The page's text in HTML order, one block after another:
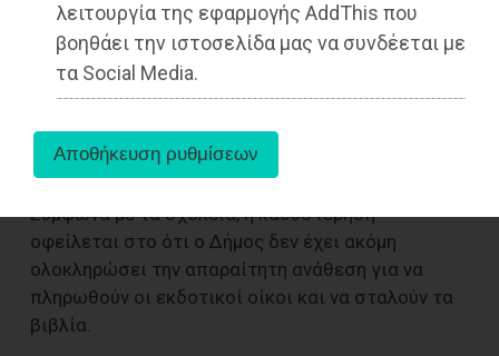
λειτουργία της εφαρμογής AddThis που
βοηθάει την ιστοσελίδα μας να συνδέεται με
τα Social Media.
«Το πρώτο τρίμηνο στα δημοτικά σχολεία φτάνει
σιγά-σιγά στο τέλος του. Και στον Δήμο
Μαραθώνα, τα ξενόγλωσσα βιβλία (Γαλλικών &
Γερμανικών) εξακολουθούν να… αγνοούνται
μυστηριωδώς. Όχι ότι μας κάνει εντύπωση!
Σύμφωνα με τα σχολεία, η καθυστέρηση
οφείλεται στο ότι ο Δήμος δεν έχει ακόμη
ολοκληρώσει την απαραίτητη ανάθεση για να
πληρωθούν οι εκδοτικοί οίκοι και να σταλούν τα
βιβλία.